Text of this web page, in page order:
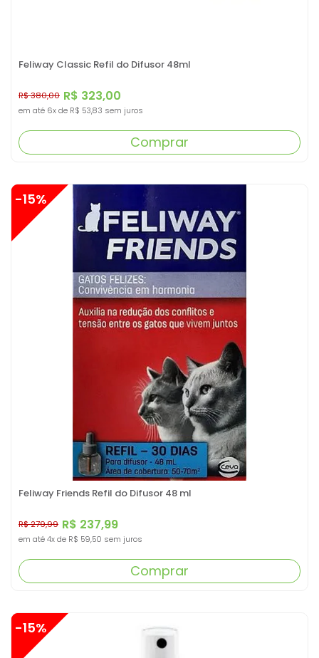
Feliway Classic Refil do Difusor 48ml
R$ 323,00
R$ 380,00
em até 6x de R$ 53,83 sem juros
Comprar
Feliway Friends Refil do Difusor 48 ml
R$ 237,99
R$ 279,99
-15%
em até 4x de R$ 59,50 sem juros
Comprar
-15%